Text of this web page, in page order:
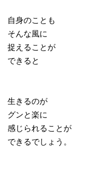
自身のことも
そんな風に
捉えることが
できると
生きるのが
グンと楽に
感じられることが
できるでしょう。